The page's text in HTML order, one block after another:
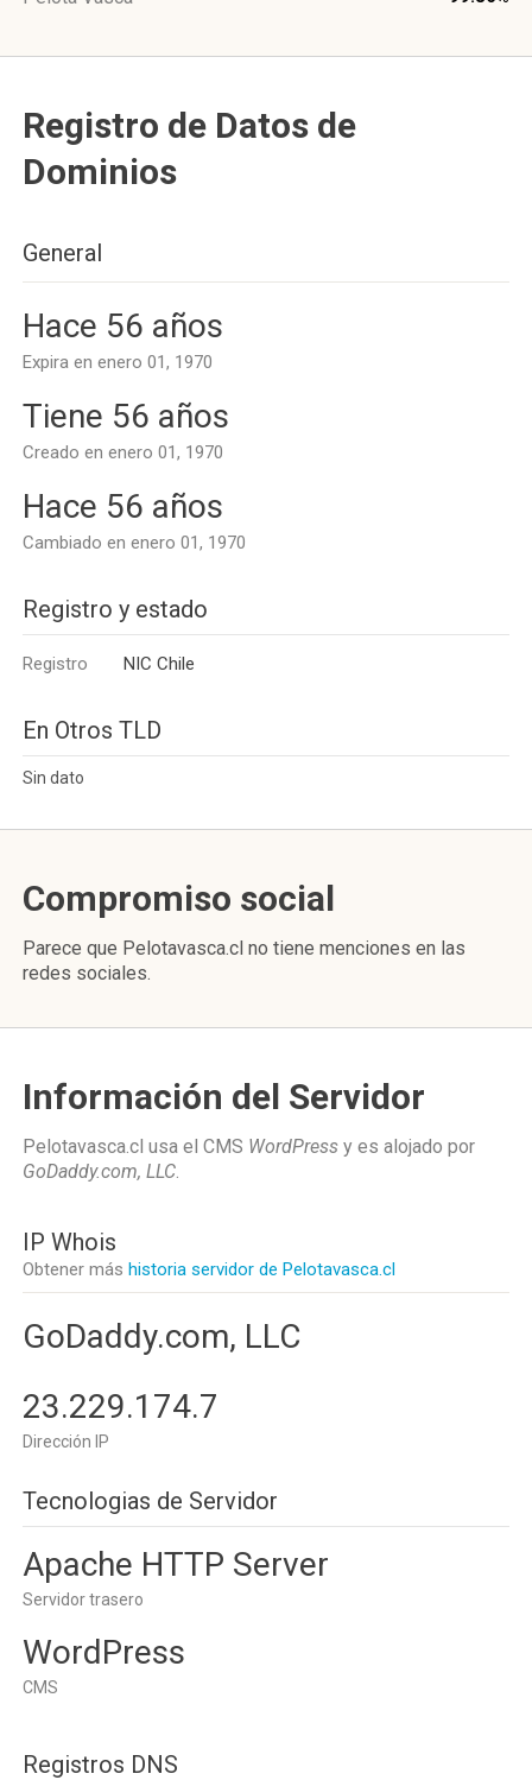
Registro de Datos de
Dominios
General
Hace 56 años
Expira en enero 01, 1970
Tiene 56 años
Creado en enero 01, 1970
Hace 56 años
Cambiado en enero 01, 1970
Registro y estado
Registro NIC Chile
En Otros TLD
Sin dato
Compromiso social
Parece que Pelotavasca.cl no tiene menciones en las
redes sociales.
Información del Servidor
Pelotavasca.cl usa el CMS WordPress y es alojado por
GoDaddy.com, LLC.
IP Whois
Obtener más historia servidor de Pelotavasca.cl
GoDaddy.com, LLC
23.229.174.7
Dirección IP
Tecnologias de Servidor
Apache HTTP Server
Servidor trasero
WordPress
CMS
Registros DNS